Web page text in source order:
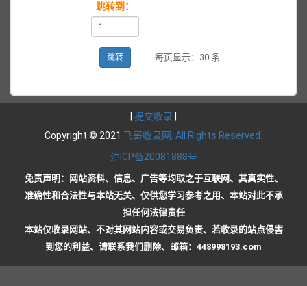
跳转到：
跳转 每页显示：30 条
提交收录
Copyright © 2021 飞哥收录网. All Rights Reserved.
沪ICP备20081888号
免责声明：网站资料、信息、广告等均取之于互联网、其真实性、
准确性和合法性与本站无关、仅供您学习参考之用、本站对此不承
担任何法律责任
本站仅收录网站、不对其网站内容或交易负责、若收录的站点侵害
到您的利益、请联系我们删除、邮箱：448998193.com